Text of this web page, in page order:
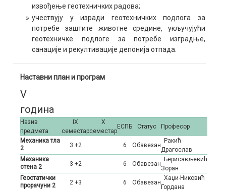
извођење геотехничких радова;
» учествују у изради геотехничких подлога за
потребе заштите животне средине, укључујући
геотехничке подлоге за потребе изградње,
санације и рекултивације депонија отпада.
Наставни план и програм
V
година
Назив
предмета
IX
семестар
X
семестар
ЕСПБ Статус
Професор
Механика тла
2
3 +2 6 Oбавезан
Ракић
Драгослав
Механика
стена 2
3 +2 6 Oбавезан
Берисављевић
Зоран
Геостатички
прорачуни 2
2 +3 6 Oбавезан
Хаџи-Никовић
Гордана